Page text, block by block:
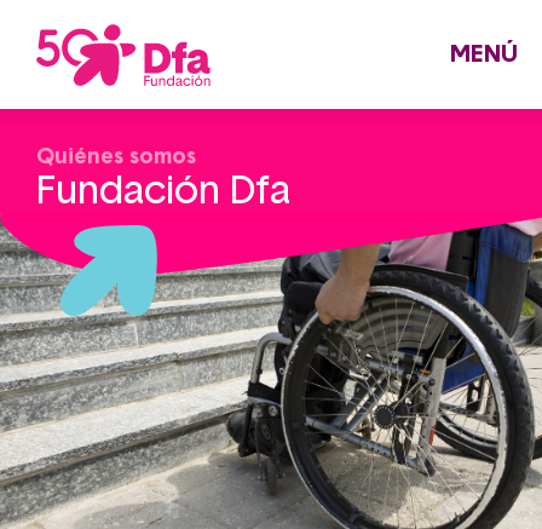
contenido
principal
MENÚ
Quiénes somos
Fundación Dfa